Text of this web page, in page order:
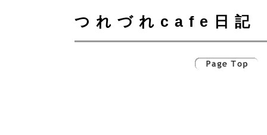
つれづれcafe日記